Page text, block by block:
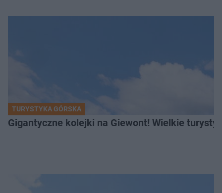
TURYSTYKA GÓRSKA
Gigantyczne kolejki na Giewont! Wielkie